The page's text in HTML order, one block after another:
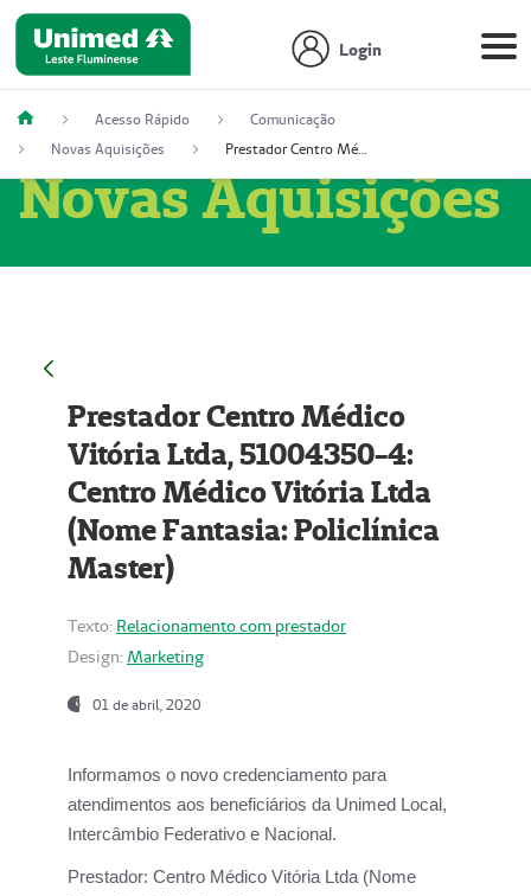
Login
Acesso Rápido
Comunicação
Novas Aquisições
Prestador Centro Médico Vitória Ltda, 51004350-4: Centro Médico Vitória Ltda (Nome Fantasia: Policlínica Master)
Novas Aquisições
Prestador Centro Médico
Vitória Ltda, 51004350-4:
Centro Médico Vitória Ltda
(Nome Fantasia: Policlínica
Master)
Texto: Relacionamento com prestador
Design: Marketing
01 de abril, 2020
Informamos o novo credenciamento para
atendimentos aos beneficiários da Unimed Local,
Intercâmbio Federativo e Nacional.
Prestador: Centro Médico Vitória Ltda (Nome